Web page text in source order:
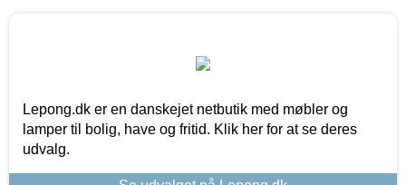
Lepong.dk er en danskejet netbutik med møbler og
lamper til bolig, have og fritid. Klik her for at se deres
udvalg.